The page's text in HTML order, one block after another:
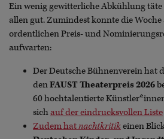
Ein wenig gewitterliche Abkühlung
allen gut. Zumindest konnte die
ordentlichen Preis- und
aufwarten:
Der Deutsche Bühnenverein hat
denFAUST Theaterpreis 2026
60 hochtalentierte
sichauf der eindrucksvollen Liste
Zudem hatnachtkritikeinen